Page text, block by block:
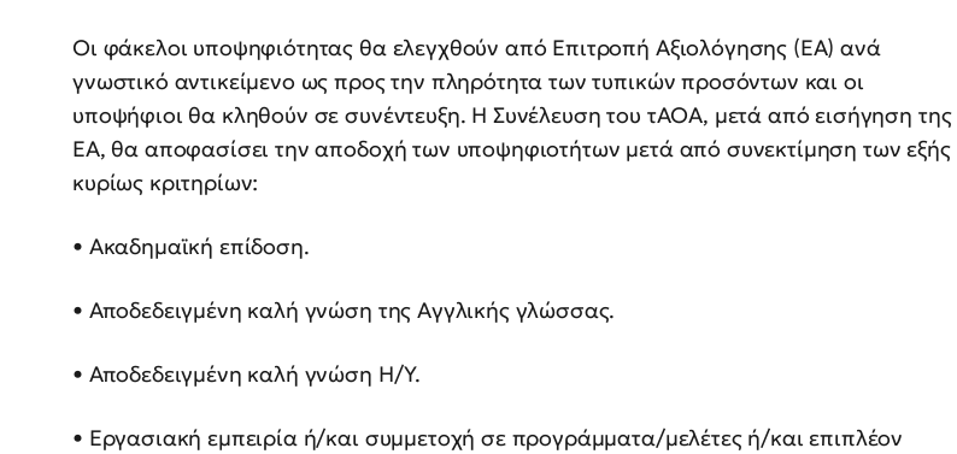
Οι φάκελοι υποψηφιότητας θα ελεγχθούν από Επιτροπή Αξιολόγησης (ΕΑ) ανά
γνωστικό αντικείμενο ως προς την πληρότητα των τυπικών προσόντων και οι
υποψήφιοι θα κληθούν σε συνέντευξη. Η Συνέλευση του τΑΟΑ, μετά από εισήγηση της
ΕΑ, θα αποφασίσει την αποδοχή των υποψηφιοτήτων μετά από συνεκτίμηση των εξής
κυρίως κριτηρίων:
• Ακαδημαϊκή επίδοση.
• Αποδεδειγμένη καλή γνώση της Αγγλικής γλώσσας.
• Αποδεδειγμένη καλή γνώση Η/Υ.
• Εργασιακή εμπειρία ή/και συμμετοχή σε προγράμματα/μελέτες ή/και επιπλέον